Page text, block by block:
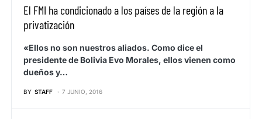
El FMI ha condicionado a los países de la región a la
privatización
«Ellos no son nuestros aliados. Como dice el
presidente de Bolivia Evo Morales, ellos vienen como
dueños y…
BY STAFF 7 JUNIO, 2016